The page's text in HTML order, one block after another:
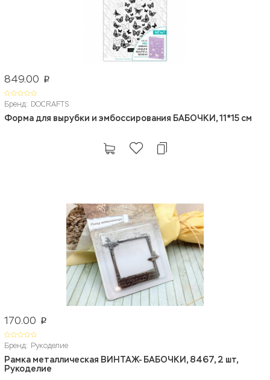
849.00 p
Бренд: DOCRAFTS
Форма для вырубки и эмбоссирования БАБОЧКИ, 11*15 см
170.00 p
Бренд: Рукоделие
Рамка металлическая ВИНТАЖ- БАБОЧКИ, 8467, 2 шт,
Рукоделие